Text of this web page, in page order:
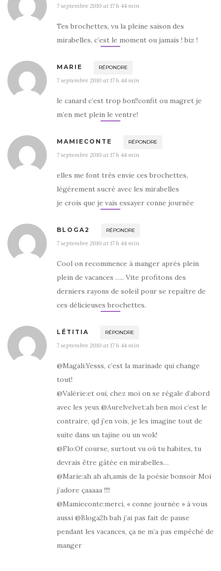
7 septembre 2010 at 17 h 44 min
Tes brochettes, vu la pleine saison des
mirabelles, c’est le moment ou jamais ! biz !
MARIE RÉPONDRE
7 septembre 2010 at 17 h 44 min
le canard c’est trop bon!!confit ou magret je
m’en met plein le ventre!
MAMIECONTE RÉPONDRE
7 septembre 2010 at 17 h 44 min
elles me font très envie ces brochettes,
légérement sucré avec les mirabelles
je crois que je vais essayer conne journée
BLOGA2 RÉPONDRE
7 septembre 2010 at 17 h 44 min
Cool on recommence à manger après plein
plein de vacances ….. Vite profitons des
derniers rayons de soleil pour se repaître de
ces délicieuses brochettes.
LÉTITIA RÉPONDRE
7 septembre 2010 at 17 h 44 min
@Magali:Yesss, c’est la marinade qui change
tout!
@Valérie:et oui, chez moi on se régale d’abord
avec les yeux @Aurelvelvet:ah ben moi c’est le
contraire, qd j’en vois, je les imagine tout de
suite dans un tajine ou un wok!
@Flo:Of course, surtout vu où tu habites, tu
devrais être gâtée en mirabelles…
@Marie:ah ah ah,amis de la poésie bonsoir Moi
j’adore çaaaaa !!!!
@Mamieconte:merci, « conne journée » à vous
aussi @Bloga2h bah j’ai pas fait de pause
pendant les vacances, ça ne m’a pas empêché de
manger